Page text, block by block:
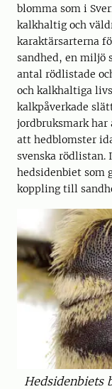
blomma som i
kalkhaltig och
karaktärsarterna
sandhed, en miljö
antal rödlistade
och kalkhaltiga
kalkpåverkade
jordbruksmark har
att hedblomster
svenska rödlistan.
hedsidenbiet som
koppling till
Hedsidenbiets